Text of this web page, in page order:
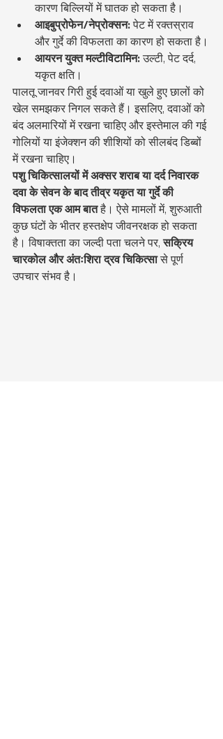
कारण बिल्लियों में घातक हो सकता है।
आइबुप्रोफेन/नेप्रोक्सन: पेट में रक्तस्राव
और गुर्दे की विफलता का कारण हो सकता है।
आयरन युक्त मल्टीविटामिन: उल्टी, पेट दर्द,
यकृत क्षति।
पालतू जानवर गिरी हुई दवाओं या खुले हुए छालों को
खेल समझकर निगल सकते हैं। इसलिए, दवाओं को
बंद अलमारियों में रखना चाहिए और इस्तेमाल की गई
गोलियों या इंजेक्शन की शीशियों को सीलबंद डिब्बों
में रखना चाहिए।
पशु चिकित्सालयों में अक्सर शराब या दर्द निवारक
दवा के सेवन के बाद तीव्र यकृत या गुर्दे की
विफलता एक आम बात है। ऐसे मामलों में, शुरुआती
कुछ घंटों के भीतर हस्तक्षेप जीवनरक्षक हो सकता
है। विषाक्तता का जल्दी पता चलने पर, सक्रिय
चारकोल और अंतःशिरा द्रव चिकित्सा से पूर्ण
उपचार संभव है।